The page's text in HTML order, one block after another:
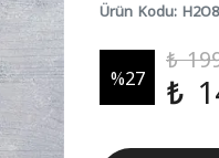
Ürün Kodu:
%27
₺
₺